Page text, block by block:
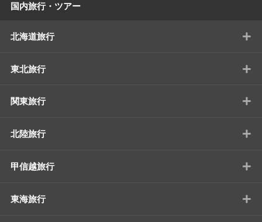
国内旅行・ツアー
北海道旅行 +
東北旅行 +
関東旅行 +
北陸旅行 +
甲信越旅行 +
東海旅行 +